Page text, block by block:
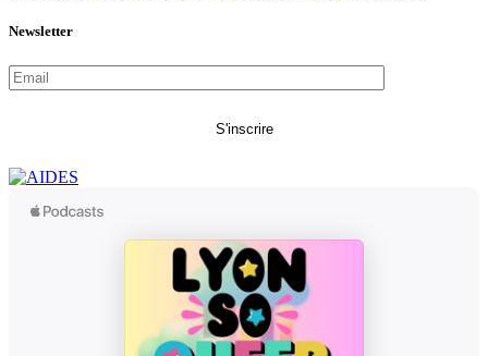
Newsletter
S'inscrire